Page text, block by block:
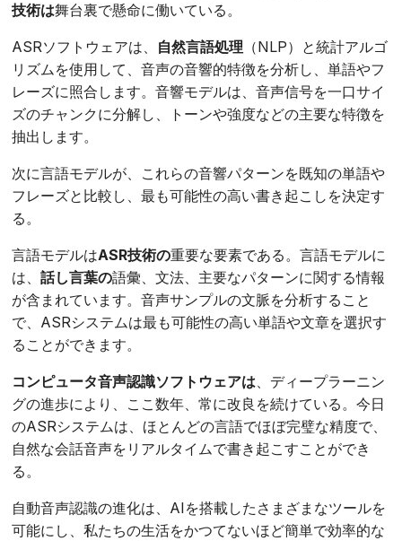
技術は舞台裏で懸命に働いている。
ASRソフトウェアは、 自然言語処理 （NLP）と統計アルゴ
リズムを使用して、音声の音響的特徴を分析し、単語やフ
レーズに照合します。音響モデルは、音声信号を一口サイ
ズのチャンクに分解し、トーンや強度などの主要な特徴を
抽出します。
次に言語モデルが、これらの音響パターンを既知の単語や
フレーズと比較し、最も可能性の高い書き起こしを決定す
る。
言語モデルはASR技術の重要な要素である。言語モデルに
は、話し言葉の語彙、文法、主要なパターンに関する情報
が含まれています。音声サンプルの文脈を分析すること
で、ASRシステムは最も可能性の高い単語や文章を選択す
ることができます。
コンピュータ音声認識ソフトウェアは、ディープラーニン
グの進歩により、ここ数年、常に改良を続けている。今日
のASRシステムは、ほとんどの言語でほぼ完璧な精度で、
自然な会話音声をリアルタイムで書き起こすことができ
る。
自動音声認識の進化は、AIを搭載したさまざまなツールを
可能にし、私たちの生活をかつてないほど簡単で効率的な